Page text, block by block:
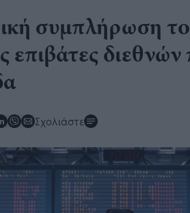
συμπλήρωση
επιβάτες
Σχολιάστε